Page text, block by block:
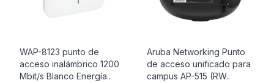
WAP-8123 punto de
acceso inalámbrico 1200
Mbit/s Blanco Energía..
Aruba Networking Punto
de acceso unificado para
campus AP-515 (RW..